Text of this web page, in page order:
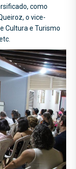
como
o vice-
Cultura e Turismo